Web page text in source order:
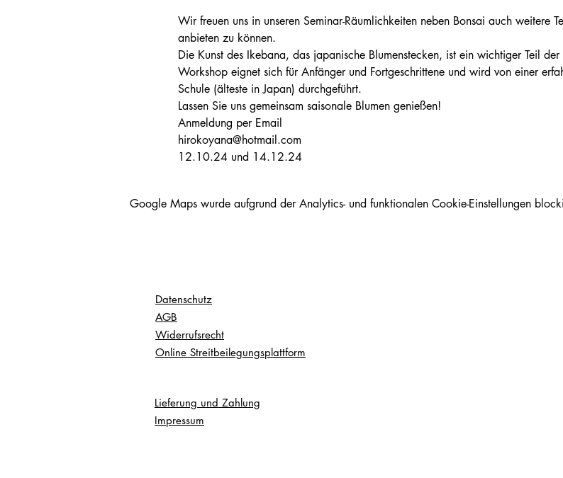
Wir freuen uns in unseren Seminar-Räumlichkeiten neben Bonsai auch weitere
anbieten zu können.
Die Kunst des Ikebana, das japanische Blumenstecken, ist ein wichtiger Teil
Workshop eignet sich für Anfänger und Fortgeschrittene und wird von einer
Schule (älteste in Japan) durchgeführt.
Lassen Sie uns gemeinsam saisonale Blumen genießen!
Anmeldung per Email
hirokoyana@hotmail.com
12.10.24 und 14.12.24
Google Maps wurde aufgrund der Analytics- und funktionalen Cookie-Einstellungen
Datenschutz
AGB
Widerrufsrecht
Online Streitbeilegungsplattform
Lieferung und Zahlung
Impressum